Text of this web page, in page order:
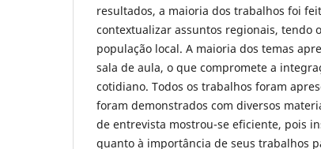
resultados, a maioria dos trabalhos foi
contextualizar assuntos regionais, tendo
população local. A maioria dos temas
sala de aula, o que compromete a
cotidiano. Todos os trabalhos foram
foram demonstrados com diversos
de entrevista mostrou-se eficiente, pois
quanto à importância de seus trabalhos